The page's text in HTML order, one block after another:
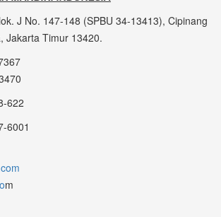
J No. 147-148 (SPBU 34-13413), Cipinang
Jakarta Timur 13420.
622
6001
m